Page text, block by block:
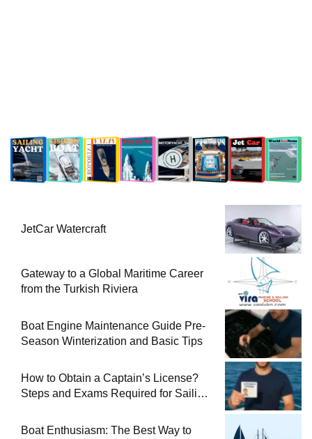
JetCar Watercraft
Gateway to a Global Maritime Career
from the Turkish Riviera
Boat Engine Maintenance Guide Pre-
Season Winterization and Basic Tips
How to Obtain a Captain’s License?
Steps and Exams Required for Sailing
Boat Enthusiasm: The Best Way to